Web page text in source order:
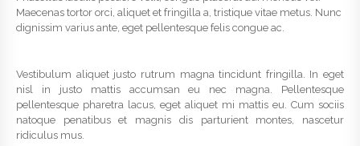
Maecenas tortor orci, aliquet et fringilla a, tristique vitae metus. Nunc
dignissim varius ante, eget pellentesque felis congue ac.
Vestibulum aliquet justo rutrum magna tincidunt fringilla. In eget
nisl in justo mattis accumsan eu nec magna. Pellentesque
pellentesque pharetra lacus, eget aliquet mi mattis eu. Cum sociis
natoque penatibus et magnis dis parturient montes, nascetur
ridiculus mus.